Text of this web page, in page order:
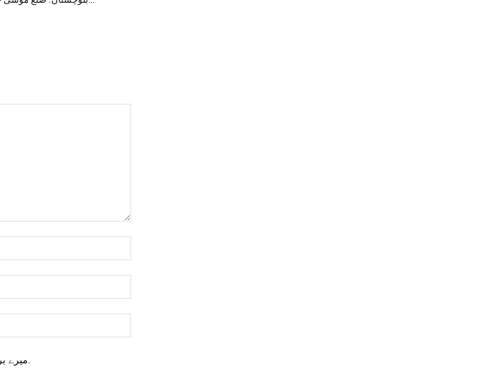
میرے براؤزر میں میرا نام، ای میل، اور ویب سائٹ محفوظ کریں اگلا وقت میں تبصرہ کریں.